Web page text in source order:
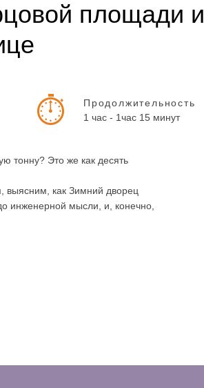
площади и
Продолжительность
1 час - 1час 15 минут
тонну? Это же как десять
выясним, как Зимний дворец
инженерной мысли, и, конечно,